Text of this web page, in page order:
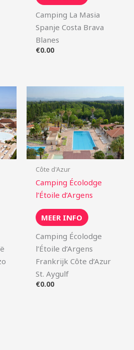
Camping La Masia
Spanje Costa Brava
Blanes
€0.00
Côte d'Azur
Camping Écolodge
l’Étoile d’Argens
MEER INFO
Camping Écolodge
l’Étoile d’Argens
Frankrijk Côte d’Azur
St. Aygulf
€0.00